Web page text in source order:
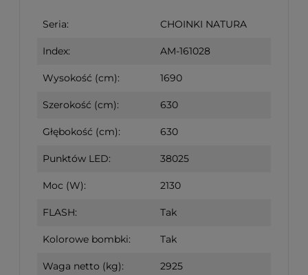
Seria: CHOINKI NATURA
Index: AM-161028
Wysokość (cm): 1690
Szerokość (cm): 630
Głębokość (cm): 630
Punktów LED: 38025
Moc (W): 2130
FLASH: Tak
Kolorowe bombki: Tak
Waga netto (kg): 2925